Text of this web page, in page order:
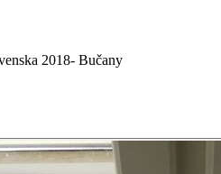
2018- Bučany